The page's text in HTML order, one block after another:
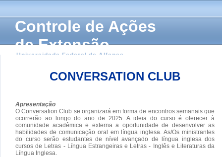
Controle de Ações
de Extensão
Universidade Federal de Alfenas
CONVERSATION CLUB
Apresentação
O Conversation Club se organizará em forma de encontros semanais que
ocorrerão ao longo do ano de 2025. A ideia do curso é oferecer à
comunidade acadêmica e externa a oportunidade de desenvolver as
habilidades de comunicação oral em língua inglesa. As/Os ministrantes
do curso serão estudantes de nível avançado de língua inglesa dos
cursos de Letras - Língua Estrangeiras e Letras - Inglês e Literaturas da
Língua Inglesa.